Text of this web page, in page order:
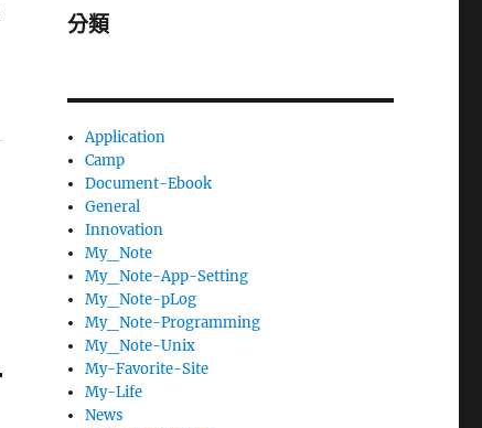
分類
Application
Camp
Document-Ebook
General
Innovation
My_Note
My_Note-App-Setting
My_Note-pLog
My_Note-Programming
My_Note-Unix
My-Favorite-Site
My-Life
News